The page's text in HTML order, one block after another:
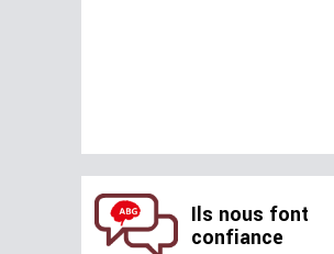
Ils nous font
confiance